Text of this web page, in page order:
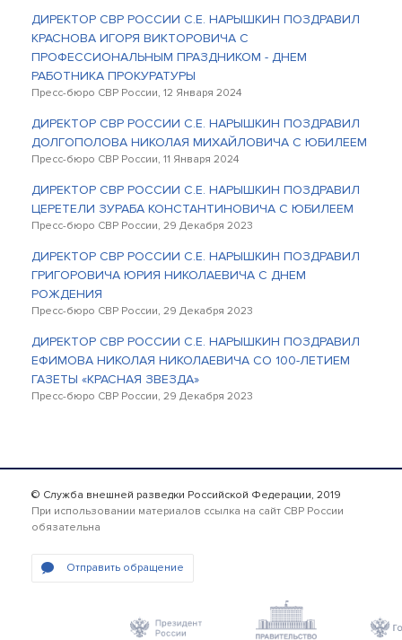
ДИРЕКТОР СВР РОССИИ С.Е. НАРЫШКИН ПОЗДРАВИЛ
КРАСНОВА ИГОРЯ ВИКТОРОВИЧА С
ПРОФЕССИОНАЛЬНЫМ ПРАЗДНИКОМ - ДНЕМ
РАБОТНИКА ПРОКУРАТУРЫ
Пресс-бюро СВР России, 12 Января 2024
ДИРЕКТОР СВР РОССИИ С.Е. НАРЫШКИН ПОЗДРАВИЛ
ДОЛГОПОЛОВА НИКОЛАЯ МИХАЙЛОВИЧА С ЮБИЛЕЕМ
Пресс-бюро СВР России, 11 Января 2024
ДИРЕКТОР СВР РОССИИ С.Е. НАРЫШКИН ПОЗДРАВИЛ
ЦЕРЕТЕЛИ ЗУРАБА КОНСТАНТИНОВИЧА С ЮБИЛЕЕМ
Пресс-бюро СВР России, 29 Декабря 2023
ДИРЕКТОР СВР РОССИИ С.Е. НАРЫШКИН ПОЗДРАВИЛ
ГРИГОРОВИЧА ЮРИЯ НИКОЛАЕВИЧА С ДНЕМ
РОЖДЕНИЯ
Пресс-бюро СВР России, 29 Декабря 2023
ДИРЕКТОР СВР РОССИИ С.Е. НАРЫШКИН ПОЗДРАВИЛ
ЕФИМОВА НИКОЛАЯ НИКОЛАЕВИЧА СО 100-ЛЕТИЕМ
ГАЗЕТЫ «КРАСНАЯ ЗВЕЗДА»
Пресс-бюро СВР России, 29 Декабря 2023
© Служба внешней разведки Российской Федерации, 2019
При использовании материалов ссылка на сайт СВР России
обязательна
Отправить обращение